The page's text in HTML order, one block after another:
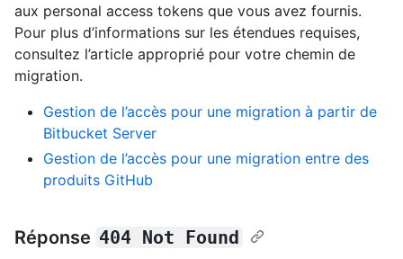
aux personal access tokens que vous avez fournis.
Pour plus d’informations sur les étendues requises,
consultez l’article approprié pour votre chemin de
migration.
Gestion de l’accès pour une migration à partir de
Bitbucket Server
Gestion de l’accès pour une migration entre des
produits GitHub
Réponse 404 Not Found